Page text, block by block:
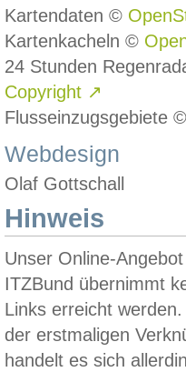
Kartendaten ©
Kartenkacheln ©
24 Stunden
Copyright ↗
Flusseinzugsgebiete
Webdesign
Olaf Gottschall
Hinweis
Unser Online-
ITZBund übernimmt
Links erreicht
der erstmaligen
handelt es sich